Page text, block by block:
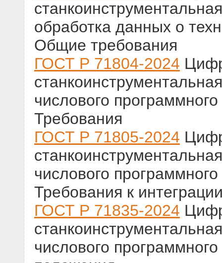
обработка данных о
Общие требования
ГОСТ Р 71804-2024
числового
Требования
ГОСТ Р 71805-2024
числового
Требования к
ГОСТ Р 71835-2024
числового